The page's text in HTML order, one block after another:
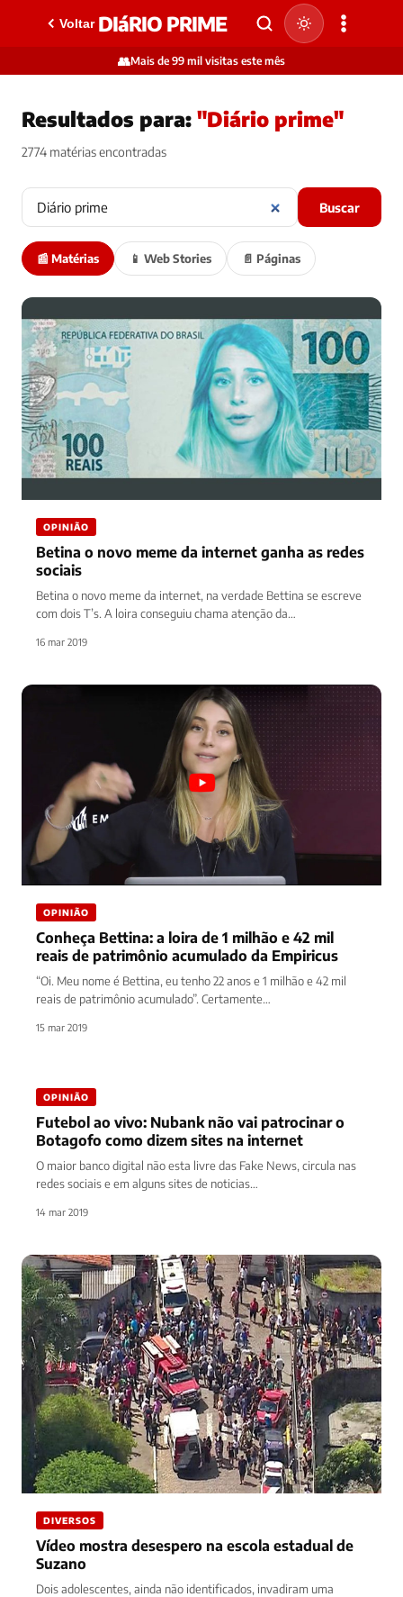
Voltar DIáRIO PRIME
👥Mais de 99 mil visitas este mês
Resultados para: "Diário prime"
2774 matérias encontradas
Buscar
📰 Matérias 📱 Web Stories 📄 Páginas
OPINIÃO
Betina o novo meme da internet ganha as redes
sociais
Betina o novo meme da internet, na verdade Bettina se escreve
com dois T’s. A loira conseguiu chama atenção da…
16 mar 2019
OPINIÃO
Conheça Bettina: a loira de 1 milhão e 42 mil
reais de patrimônio acumulado da Empiricus
“Oi. Meu nome é Bettina, eu tenho 22 anos e 1 milhão e 42 mil
reais de patrimônio acumulado”. Certamente…
15 mar 2019
OPINIÃO
Futebol ao vivo: Nubank não vai patrocinar o
Botagofo como dizem sites na internet
O maior banco digital não esta livre das Fake News, circula nas
redes sociais e em alguns sites de noticias…
14 mar 2019
DIVERSOS
Vídeo mostra desespero na escola estadual de
Suzano
Dois adolescentes, ainda não identificados, invadiram uma